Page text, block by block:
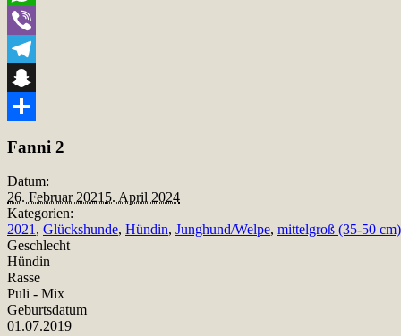
WhatsApp
Viber
Telegram
Snapchat
Fanni 2
Datum:
26. Februar 2021 5. April 2024
Kategorien:
2021 , Glückshunde, Hündin, Junghund/Welpe, mittelgroß (35-50 cm)
Geschlecht
Hündin
Rasse
Puli - Mix
Geburtsdatum
01.07.2019